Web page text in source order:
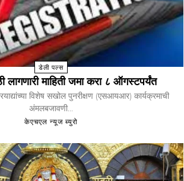
डेली पल्स
माहिती जमा करा ८ ऑगस्टपर्यंत
विशेष सखोल पुनरीक्षण (एसआयआर) कार्यक्रमाची
अंमलबजावणी...
केएचएल न्यूज ब्युरो